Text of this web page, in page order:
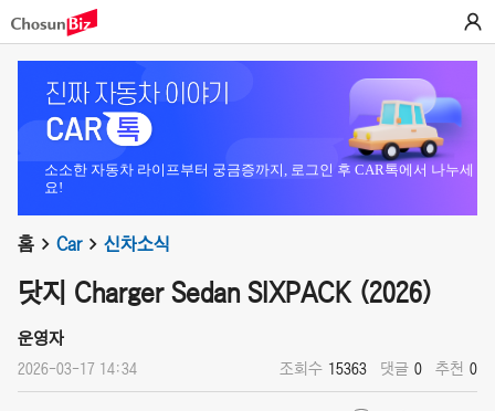
소소한 자동차 라이프부터 궁금증까지, 로그인 후 CAR톡에서 나누세
요!
홈 Car 신차소식
닷지 Charger Sedan SIXPACK (2026)
운영자
2026-03-17 14:34 조회수 15363 댓글 0 추천 0